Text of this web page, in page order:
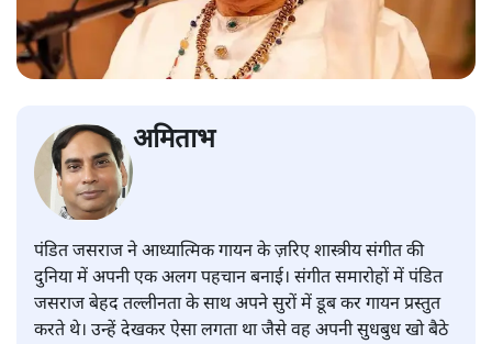
अमिताभ
पंडित जसराज ने आध्यात्मिक गायन के ज़रिए शास्त्रीय संगीत की
दुनिया में अपनी एक अलग पहचान बनाई। संगीत समारोहों में पंडित
जसराज बेहद तल्लीनता के साथ अपने सुरों में डूब कर गायन प्रस्तुत
करते थे। उन्हें देखकर ऐसा लगता था जैसे वह अपनी सुधबुध खो बैठे